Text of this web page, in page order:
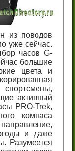
из поводов
уже сейчас.
часов G-
большие
цвета и
активный
PRO-Trek,
компаса
и даже
Разумеется